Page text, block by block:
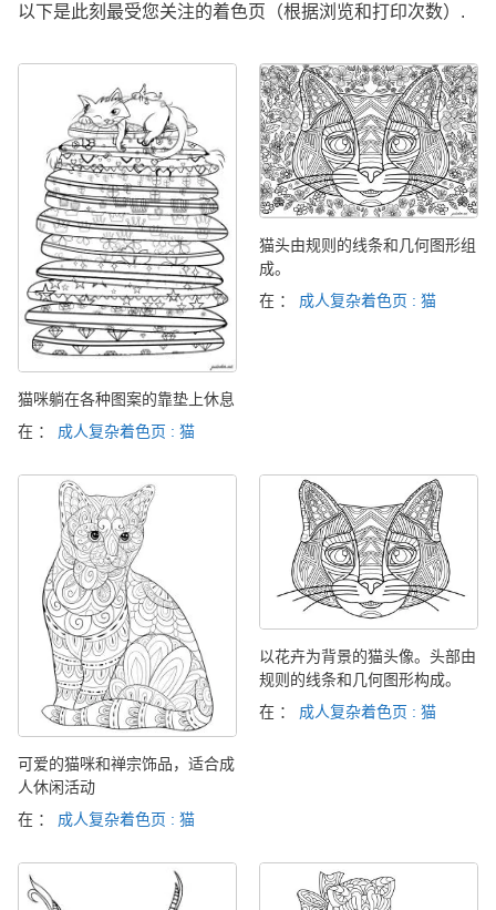
以下是此刻最受您关注的着色页（根据浏览和打印次数）.
猫咪躺在各种图案的靠垫上休息
在 ： 成人复杂着色页 : 猫
猫头由规则的线条和几何图形组
成。
在 ： 成人复杂着色页 : 猫
可爱的猫咪和禅宗饰品，适合成
人休闲活动
在 ： 成人复杂着色页 : 猫
以花卉为背景的猫头像。头部由
规则的线条和几何图形构成。
在 ： 成人复杂着色页 : 猫